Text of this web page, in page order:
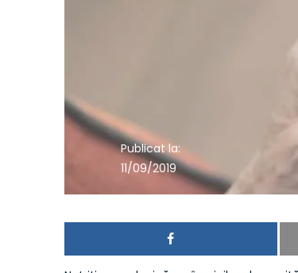
Publicat la:
11/09/2019